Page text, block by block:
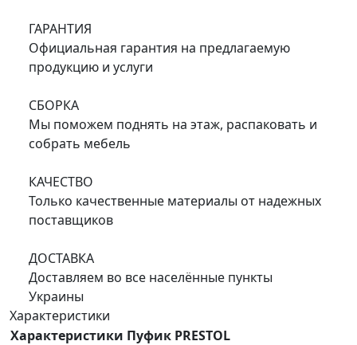
ГАРАНТИЯ
Официальная гарантия на предлагаемую
продукцию и услуги
СБОРКА
Мы поможем поднять на этаж, распаковать и
собрать мебель
КАЧЕСТВО
Только качественные материалы от надежных
поставщиков
ДОСТАВКА
Доставляем во все населённые пункты
Украины
Характеристики
Характеристики Пуфик PRESTOL